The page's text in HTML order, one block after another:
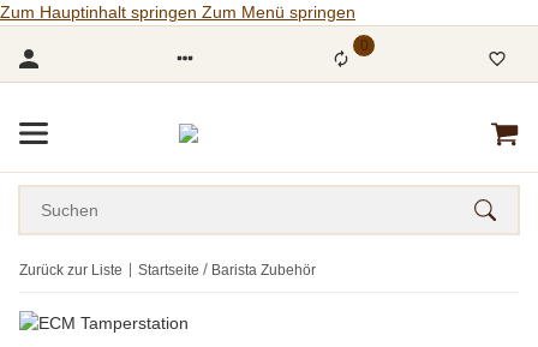
Zum Hauptinhalt springen Zum Menü springen
0
Zurück zur Liste Startseite Barista Zubehör